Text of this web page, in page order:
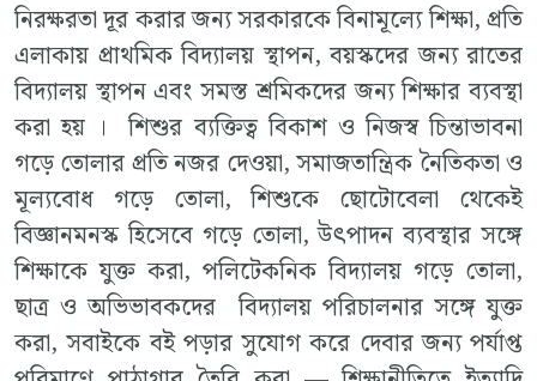
নিরক্ষরতা দূর করার জন্য সরকারকে বিনামূল্যে শিক্ষা, প্রতি
এলাকায় প্রাথমিক বিদ্যালয় স্থাপন, বয়স্কদের জন্য রাতের
বিদ্যালয় স্থাপন এবং সমস্ত শ্রমিকদের জন্য শিক্ষার ব্যবস্থা
করা হয় । শিশুর ব্যক্তিত্ব বিকাশ ও নিজস্ব চিন্তাভাবনা
গড়ে তোলার প্রতি নজর দেওয়া, সমাজতান্ত্রিক নৈতিকতা ও
মূল্যবোধ গড়ে তোলা, শিশুকে ছোটোবেলা থেকেই
বিজ্ঞানমনস্ক হিসেবে গড়ে তোলা, উৎপাদন ব্যবস্থার সঙ্গে
শিক্ষাকে যুক্ত করা, পলিটেকনিক বিদ্যালয় গড়ে তোলা,
ছাত্র ও অভিভাবকদের বিদ্যালয় পরিচালনার সঙ্গে যুক্ত
করা, সবাইকে বই পড়ার সুযোগ করে দেবার জন্য পর্যাপ্ত